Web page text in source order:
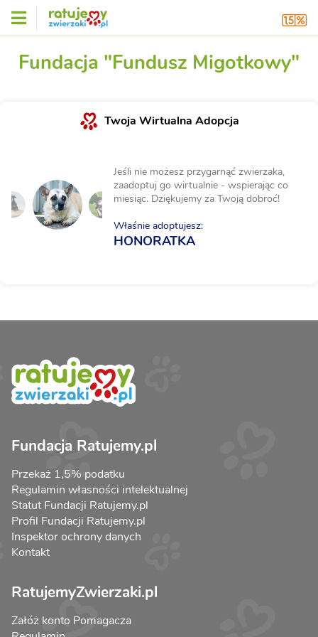
Fundacja "Fundusz Migotkowy"
Twoja Wirtualna Adopcja
Jeśli nie możesz przygarnąć zwierzaka,
zaadoptuj go wirtualnie - wspierając co
miesiąc. Dziękujemy za Twoją dobroć!
Właśnie adoptujesz:
HONORATKA
Fundacja Ratujemy.pl
Przekaż 1,5% podatku
Regulamin własności intelektualnej
Statut Fundacji Ratujemy.pl
Profil Fundacji Ratujemy.pl
Inspektor ochrony danych
Kontakt
RatujemyZwierzaki.pl
Załóż konto Pomagacza